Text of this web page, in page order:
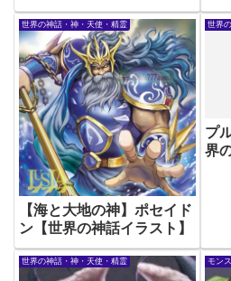
世界の神話・神・天使・精霊
【海と大地の神】ポセイド
ン【世界の神話イラスト】
世界
プ
界
世界の神話・神・天使・精霊 モン